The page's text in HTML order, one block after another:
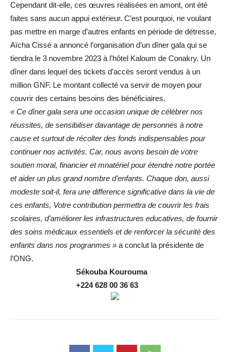
Cependant dit-elle, ces œuvres réalisées en amont, ont été
faites sans aucun appui extérieur. C’est pourquoi, ne voulant
pas mettre en marge d’autres enfants en période de détresse,
Aïcha Cissé a annoncé l’organisation d’un dîner gala qui se
tiendra le 3 novembre 2023 à l’hôtel Kaloum de Conakry. Un
dîner dans lequel des tickets d’accès seront vendus à un
million GNF. Le montant collecté va servir de moyen pour
couvrir des certains besoins des bénéficiaires.
« Ce dîner gala sera une occasion unique de célébrer nos
réussites, de sensibiliser davantage de personnes à notre
cause et surtout de récolter des fonds indispensables pour
continuer nos activités. Car, nous avons besoin de votre
soutien moral, financier et mnatériel pour étendre notre portée
et aider un plus grand nombre d’enfants. Chaque don, aussi
modeste soit-il, fera une difference significative dans la vie de
ces enfants, Votre contribution permettra de couvrir les frais
scolaires, d’améliorer les infrastructures educatives, de fournir
des soins médicaux essentiels et de renforcer la sécurité des
enfants dans nos progranmes » a conclut la présidente de
l’ONG.
Sékouba Kourouma
+224 628 00 36 63